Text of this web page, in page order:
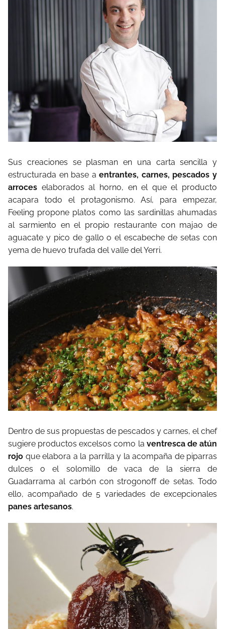
Sus creaciones se plasman en una carta sencilla y
estructurada en base aentrantes, carnes, pescados y
arroces elaborados al horno, en el que el producto
acapara todo el protagonismo. Así, para empezar,
Feeling propone platos como las sardinillas ahumadas
al sarmiento en el propio restaurante con majao de
aguacate y pico de gallo o el escabeche de setas con
yema de huevo trufada del valle del Yerri.
Dentro de sus propuestas de pescados y carnes, el chef
sugiere productos excelsos como la ventresca de atún
rojo que elabora a la parrilla y la acompaña de piparras
dulces o el solomillo de vaca de la sierra de
Guadarrama al carbón con strogonoff de setas. Todo
ello, acompañado de 5 variedades de excepcionales
panes artesanos.